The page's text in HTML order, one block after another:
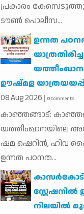
പ്രകാരം
ടൗണ്‍ പൊലീസ...
ഉന്നത
യാത്രതിരിച്ച
ഊഷ്മള
08Aug2026 0 Comments
കാഞ്ഞങ്ങാട്:
യത്തീംഖാനയിലെ
ഷമ ഷെറിൻ, ഹിവ
ഉന്നത പഠനത...
കാസര്‍കോട്
സ്റ്റേഷനില്‍
നിലയില്‍